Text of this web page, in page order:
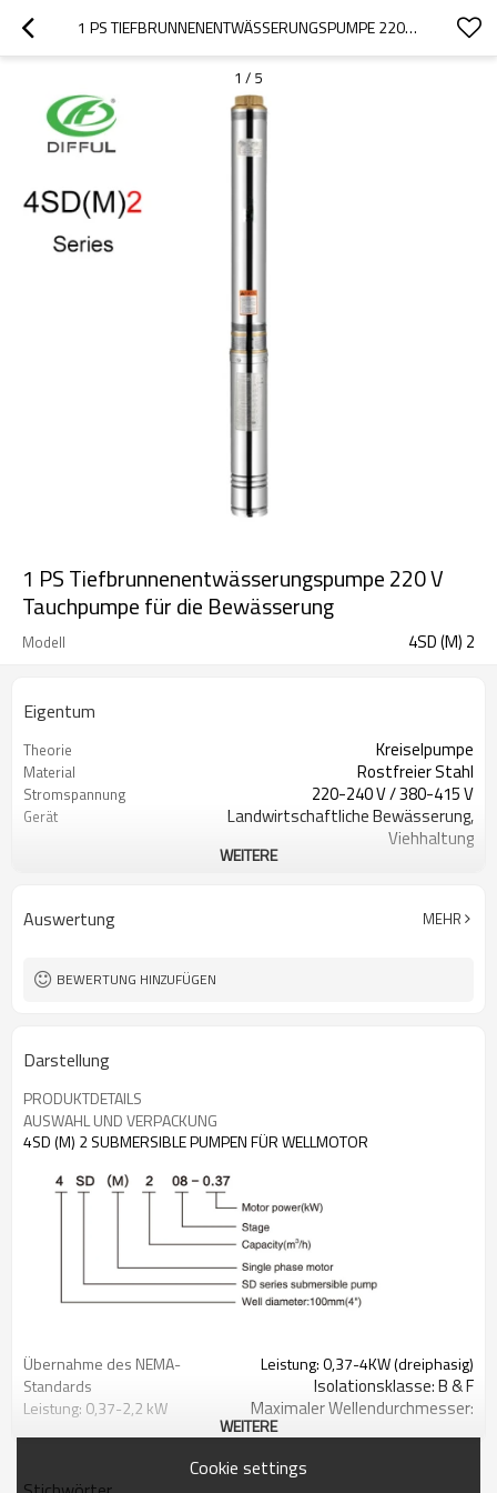
1 PS TIEFBRUNNENENTWÄSSERUNGSPUMPE 220 V TAUCHPUMPE FÜR DIE BEWÄSSERUNG
1 / 5
1 PS Tiefbrunnenentwässerungspumpe 220 V
Tauchpumpe für die Bewässerung
Modell 4SD (M) 2
Eigentum
Theorie Kreiselpumpe
Material Rostfreier Stahl
Stromspannung 220-240 V / 380-415 V
Gerät
Landwirtschaftliche Bewässerung,
Viehhaltung
Standard oder
Standard
WEITERE
Auswertung MEHR
BEWERTUNG HINZUFÜGEN
Darstellung
PRODUKTDETAILS
AUSWAHL UND VERPACKUNG
4SD (M) 2 SUBMERSIBLE PUMPEN FÜR WELLMOTOR
Übernahme des NEMA-
Standards
Leistung: 0,37-2,2 kW
Leistung: 0,37-4KW (dreiphasig)
Isolationsklasse: B & F
Maximaler Wellendurchmesser:
Steuerbox oder einer digitalen
WEITERE
Cookie settings